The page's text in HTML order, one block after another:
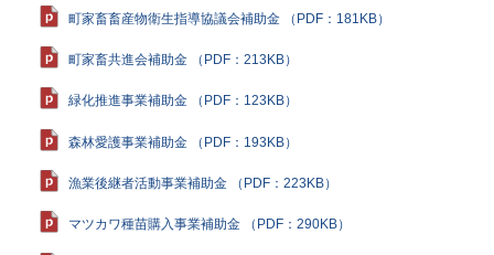
町家畜畜産物衛生指導協議会補助金 （PDF：181KB）
町家畜共進会補助金 （PDF：213KB）
緑化推進事業補助金 （PDF：123KB）
森林愛護事業補助金 （PDF：193KB）
漁業後継者活動事業補助金 （PDF：223KB）
マツカワ種苗購入事業補助金 （PDF：290KB）